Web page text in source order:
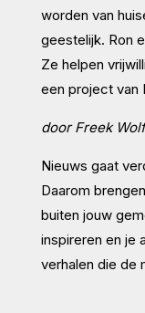
worden van
geestelijk. Ron
Ze helpen
een project van
door Freek
Nieuws gaat
Daarom
buiten jouw
inspireren en je
verhalen die de